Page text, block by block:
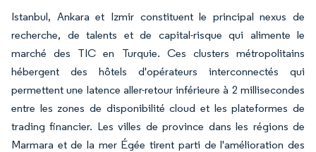
Istanbul, Ankara et Izmir constituent le principal nexus de
recherche, de talents et de capital-risque qui alimente le
marché des TIC en Turquie. Ces clusters métropolitains
hébergent des hôtels d'opérateurs interconnectés qui
permettent une latence aller-retour inférieure à 2 millisecondes
entre les zones de disponibilité cloud et les plateformes de
trading financier. Les villes de province dans les régions de
Marmara et de la mer Égée tirent parti de l'amélioration des